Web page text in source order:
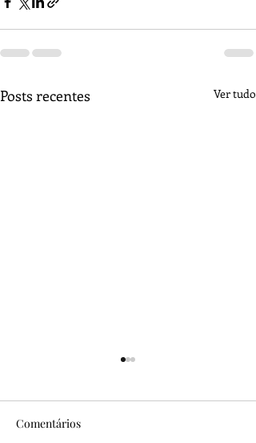
Posts recentes Ver tudo
Comentários